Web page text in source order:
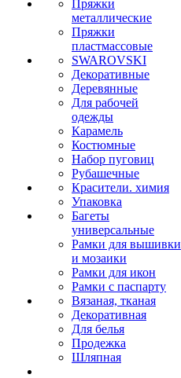
Пряжки
металлические
Пряжки
пластмассовые
SWAROVSKI
Декоративные
Деревянные
Для рабочей
одежды
Карамель
Костюмные
Набор пуговиц
Рубашечные
Красители. химия
Упаковка
Багеты
универсальные
Рамки для вышивки
и мозаики
Рамки для икон
Рамки с паспарту
Вязаная, тканая
Декоративная
Для белья
Продежка
Шляпная